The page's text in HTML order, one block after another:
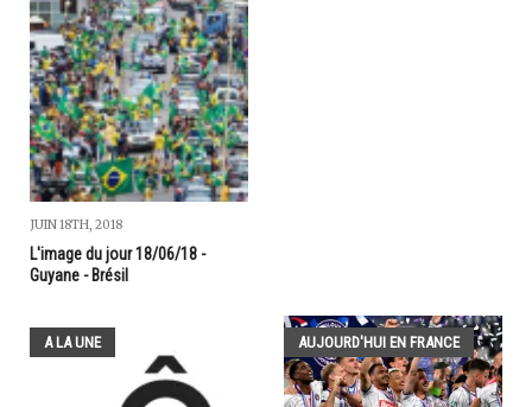
JUIN 18TH, 2018
L'image du jour 18/06/18 -
Guyane - Brésil
A LA UNE AUJOURD'HUI EN FRANCE